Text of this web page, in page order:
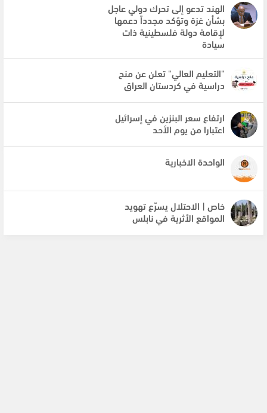
الهند تدعو إلى تحرك دولي عاجل
بشأن غزة وتؤكد مجدداً دعمها
لإقامة دولة فلسطينية ذات
سيادة
"التعليم العالي" تعلن عن منح
دراسية في كردستان العراق
ارتفاع سعر البنزين في إسرائيل
اعتبارا من يوم الأحد
الواحدة الاخبارية
خاص | الاحتلال يسرّع تهويد
المواقع الأثرية في نابلس